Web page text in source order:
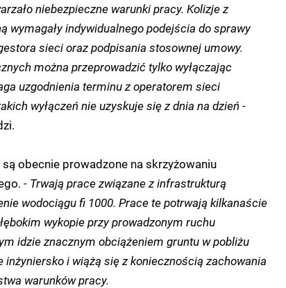
niebezpieczne warunki pracy. Kolizje z
wymagały indywidualnego podejścia do sprawy
sieci oraz podpisania stosownej umowy.
można przeprowadzić tylko wyłączając
uzgodnienia terminu z operatorem sieci
wyłączeń nie uzyskuje się z dnia na dzień -
są obecnie prowadzone na skrzyżowaniu
- Trwają prace związane z infrastrukturą
wodociągu fi 1000. Prace te potrwają kilkanaście
wykopie przy prowadzonym ruchu
idzie znacznym obciążeniem gruntu w pobliżu
inżyniersko i wiążą się z koniecznością zachowania
warunków pracy.